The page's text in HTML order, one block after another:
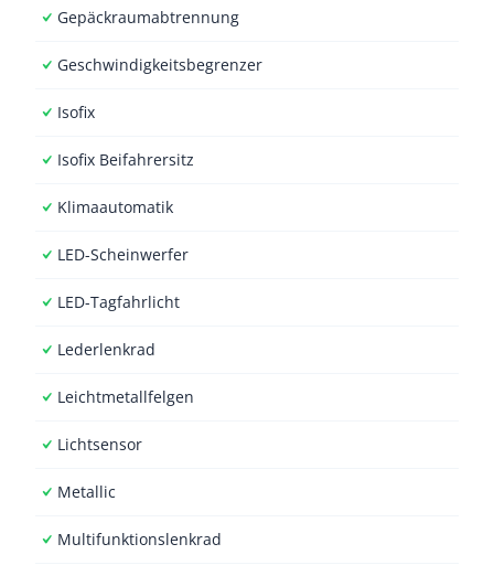
Gepäckraumabtrennung
Geschwindigkeitsbegrenzer
Isofix
Isofix Beifahrersitz
Klimaautomatik
LED-Scheinwerfer
LED-Tagfahrlicht
Lederlenkrad
Leichtmetallfelgen
Lichtsensor
Metallic
Multifunktionslenkrad